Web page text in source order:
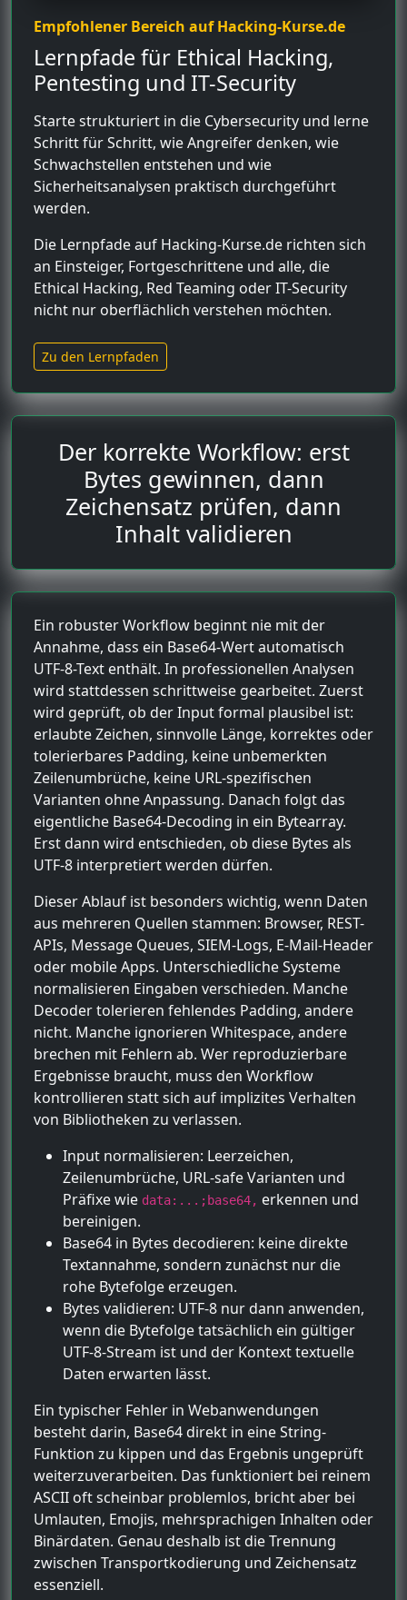
Empfohlener Bereich auf Hacking-Kurse.de
Lernpfade für Ethical Hacking,
Pentesting und IT-Security
Starte strukturiert in die Cybersecurity und lerne
Schritt für Schritt, wie Angreifer denken, wie
Schwachstellen entstehen und wie
Sicherheitsanalysen praktisch durchgeführt
werden.
Die Lernpfade auf Hacking-Kurse.de richten sich
an Einsteiger, Fortgeschrittene und alle, die
Ethical Hacking, Red Teaming oder IT-Security
nicht nur oberflächlich verstehen möchten.
Zu den Lernpfaden
Der korrekte Workflow: erst
Bytes gewinnen, dann
Zeichensatz prüfen, dann
Inhalt validieren
Ein robuster Workflow beginnt nie mit der
Annahme, dass ein Base64-Wert automatisch
UTF-8-Text enthält. In professionellen Analysen
wird stattdessen schrittweise gearbeitet. Zuerst
wird geprüft, ob der Input formal plausibel ist:
erlaubte Zeichen, sinnvolle Länge, korrektes oder
tolerierbares Padding, keine unbemerkten
Zeilenumbrüche, keine URL-spezifischen
Varianten ohne Anpassung. Danach folgt das
eigentliche Base64-Decoding in ein Bytearray.
Erst dann wird entschieden, ob diese Bytes als
UTF-8 interpretiert werden dürfen.
Dieser Ablauf ist besonders wichtig, wenn Daten
aus mehreren Quellen stammen: Browser, REST-
APIs, Message Queues, SIEM-Logs, E-Mail-Header
oder mobile Apps. Unterschiedliche Systeme
normalisieren Eingaben verschieden. Manche
Decoder tolerieren fehlendes Padding, andere
nicht. Manche ignorieren Whitespace, andere
brechen mit Fehlern ab. Wer reproduzierbare
Ergebnisse braucht, muss den Workflow
kontrollieren statt sich auf implizites Verhalten
von Bibliotheken zu verlassen.
Input normalisieren: Leerzeichen,
Zeilenumbrüche, URL-safe Varianten und
Präfixe wie data:...;base64, erkennen und
bereinigen.
Base64 in Bytes decodieren: keine direkte
Textannahme, sondern zunächst nur die
rohe Bytefolge erzeugen.
Bytes validieren: UTF-8 nur dann anwenden,
wenn die Bytefolge tatsächlich ein gültiger
UTF-8-Stream ist und der Kontext textuelle
Daten erwarten lässt.
Ein typischer Fehler in Webanwendungen
besteht darin, Base64 direkt in eine String-
Funktion zu kippen und das Ergebnis ungeprüft
weiterzuverarbeiten. Das funktioniert bei reinem
ASCII oft scheinbar problemlos, bricht aber bei
Umlauten, Emojis, mehrsprachigen Inhalten oder
Binärdaten. Genau deshalb ist die Trennung
zwischen Transportkodierung und Zeichensatz
essenziell.